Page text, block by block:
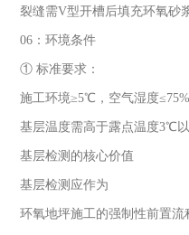
裂缝需V型开槽后填充环氧砂
06：环境条件
① 标准要求：
施工环境≥5℃，空气湿度
基层温度需高于露点温度3℃以
基层检测的核心价值
基层检测应作为
环氧地坪施工的强制性前置流